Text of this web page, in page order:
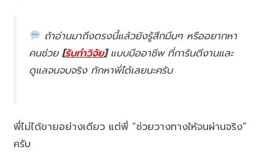
ถ้าอ่านมาถึงตรงนี้แล้วยังรู้สึกมึนๆ หรืออยากหา
คนช่วย[รับทำวิจัย]แบบมืออาชีพ ที่การันตีงานและ
ดูแลจนจบจริง ทักหาพี่ได้เลยนะครับ
พี่ไม่ได้ขายอย่างเดียว แต่พี่ “ช่วยวางทางให้จนผ่านจริง”
ครับ